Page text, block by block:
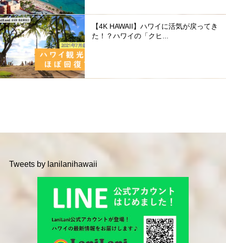
【4K HAWAII】ハワイに活気が戻ってき
た！？ハワイの「クヒ...
Tweets by lanilanihawaii